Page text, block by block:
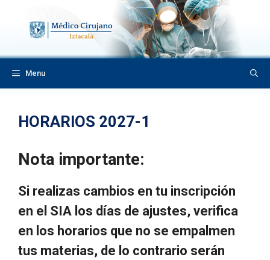
contenido
Menu
HORARIOS 2027-1
Nota importante:
Si realizas cambios en tu inscripción
en el SIA los días de ajustes, verifica
en los horarios que no se empalmen
tus materias, de lo contrario serán